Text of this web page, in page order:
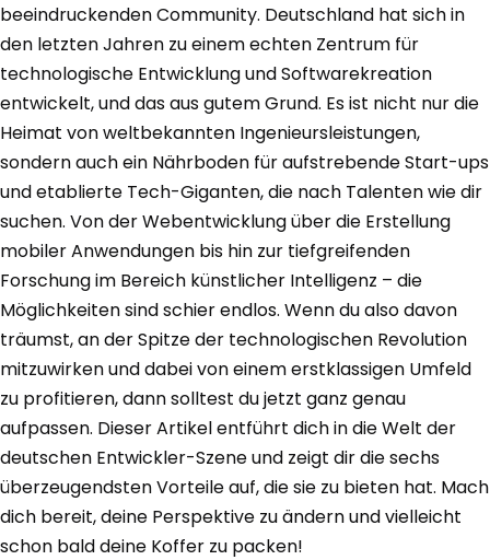
beeindruckenden Community. Deutschland hat sich in
den letzten Jahren zu einem echten Zentrum für
technologische Entwicklung und Softwarekreation
entwickelt, und das aus gutem Grund. Es ist nicht nur die
Heimat von weltbekannten Ingenieursleistungen,
sondern auch ein Nährboden für aufstrebende Start-ups
und etablierte Tech-Giganten, die nach Talenten wie dir
suchen. Von der Webentwicklung über die Erstellung
mobiler Anwendungen bis hin zur tiefgreifenden
Forschung im Bereich künstlicher Intelligenz – die
Möglichkeiten sind schier endlos. Wenn du also davon
träumst, an der Spitze der technologischen Revolution
mitzuwirken und dabei von einem erstklassigen Umfeld
zu profitieren, dann solltest du jetzt ganz genau
aufpassen. Dieser Artikel entführt dich in die Welt der
deutschen Entwickler-Szene und zeigt dir die sechs
überzeugendsten Vorteile auf, die sie zu bieten hat. Mach
dich bereit, deine Perspektive zu ändern und vielleicht
schon bald deine Koffer zu packen!